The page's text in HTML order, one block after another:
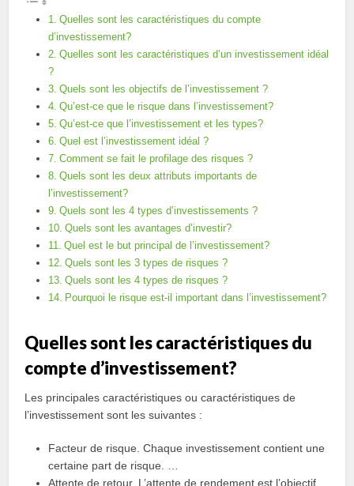
Quelles sont les caractéristiques du compte
d’investissement?
Quelles sont les caractéristiques d’un investissement idéal
?
Quels sont les objectifs de l’investissement ?
Qu’est-ce que le risque dans l’investissement?
Qu’est-ce que l’investissement et les types?
Quel est l’investissement idéal ?
Comment se fait le profilage des risques ?
Quels sont les deux attributs importants de
l’investissement?
Quels sont les 4 types d’investissements ?
Quels sont les avantages d’investir?
Quel est le but principal de l’investissement?
Quels sont les 3 types de risques ?
Quels sont les 4 types de risques ?
Pourquoi le risque est-il important dans l’investissement?
Quelles sont les caractéristiques du
compte d’investissement?
Les principales caractéristiques ou caractéristiques de
l’investissement sont les suivantes :
Facteur de risque. Chaque investissement contient une
certaine part de risque. …
Attente de retour. L’attente de rendement est l’objectif